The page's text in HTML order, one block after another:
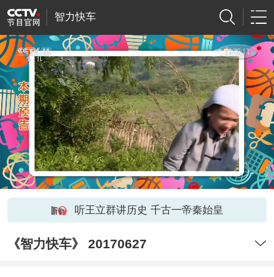
智力快车
听王立群讲历史 千古一帝秦始皇
《智力快车》 20170627